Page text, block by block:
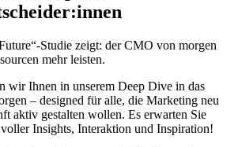
Studie zeigt: der CMO von morgen
mehr leisten.
wir Ihnen in unserem Deep Dive in das
– designed für alle, die Marketing neu
aktiv gestalten wollen. Es erwarten Sie
Insights, Interaktion und Inspiration!